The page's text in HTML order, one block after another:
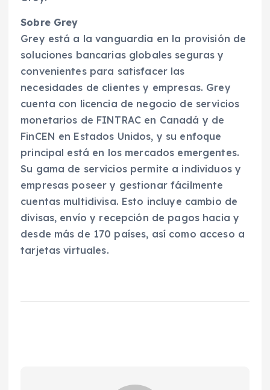
Sobre Grey
Grey está a la vanguardia en la provisión de
soluciones bancarias globales seguras y
convenientes para satisfacer las
necesidades de clientes y empresas. Grey
cuenta con licencia de negocio de servicios
monetarios de FINTRAC en Canadá y de
FinCEN en Estados Unidos, y su enfoque
principal está en los mercados emergentes.
Su gama de servicios permite a individuos y
empresas poseer y gestionar fácilmente
cuentas multidivisa. Esto incluye cambio de
divisas, envío y recepción de pagos hacia y
desde más de 170 países, así como acceso a
tarjetas virtuales.